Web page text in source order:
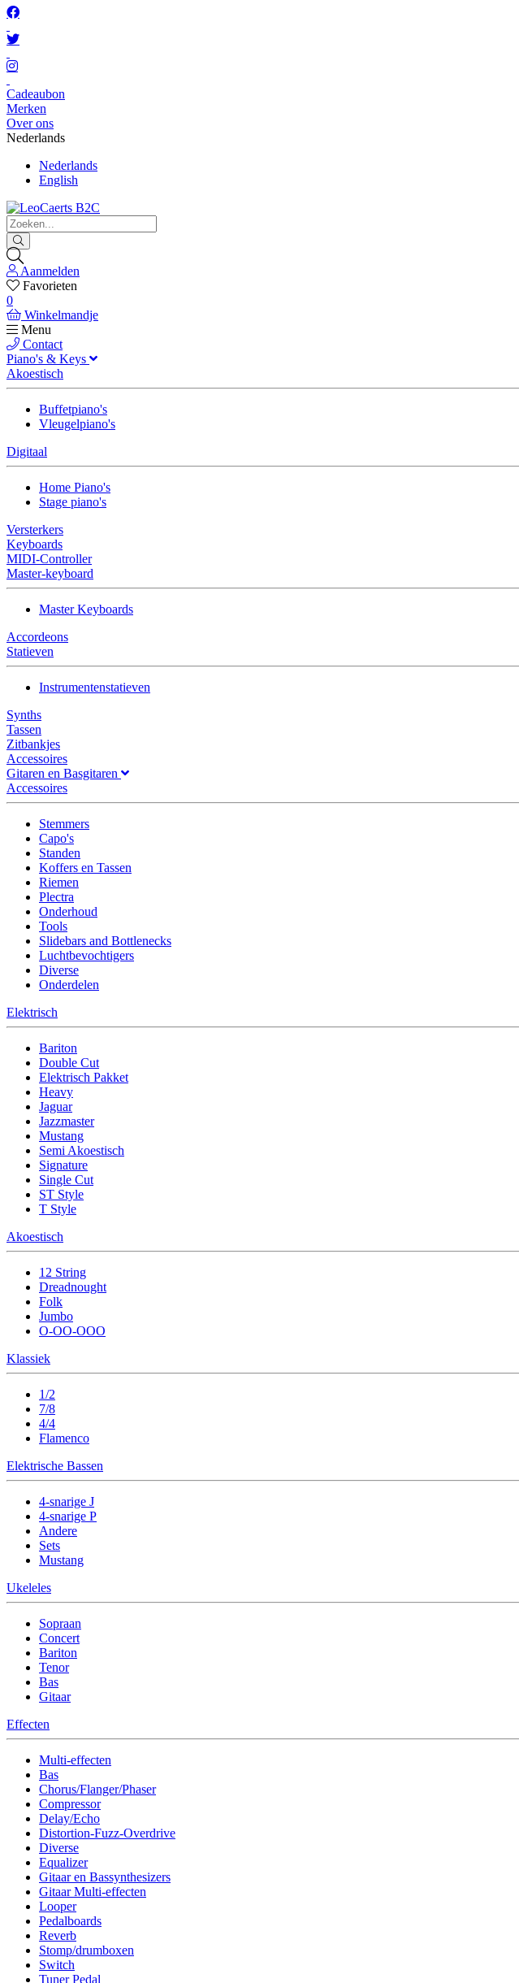
Cadeaubon
Merken
Over ons
Nederlands
Nederlands
English
Aanmelden
Favorieten
0
Winkelmandje
Menu
Contact
Piano's & Keys
Akoestisch
Buffetpiano's
Vleugelpiano's
Digitaal
Home Piano's
Stage piano's
Versterkers
Keyboards
MIDI-Controller
Master-keyboard
Master Keyboards
Accordeons
Statieven
Instrumentenstatieven
Synths
Tassen
Zitbankjes
Accessoires
Gitaren en Basgitaren
Accessoires
Stemmers
Capo's
Standen
Koffers en Tassen
Riemen
Plectra
Onderhoud
Tools
Slidebars and Bottlenecks
Luchtbevochtigers
Diverse
Onderdelen
Elektrisch
Bariton
Double Cut
Elektrisch Pakket
Heavy
Jaguar
Jazzmaster
Mustang
Semi Akoestisch
Signature
Single Cut
ST Style
T Style
Akoestisch
12 String
Dreadnought
Folk
Jumbo
O-OO-OOO
Klassiek
1/2
7/8
4/4
Flamenco
Elektrische Bassen
4-snarige J
4-snarige P
Andere
Sets
Mustang
Ukeleles
Sopraan
Concert
Bariton
Tenor
Bas
Gitaar
Effecten
Multi-effecten
Bas
Chorus/Flanger/Phaser
Compressor
Delay/Echo
Distortion-Fuzz-Overdrive
Diverse
Equalizer
Gitaar en Bassynthesizers
Gitaar Multi-effecten
Looper
Pedalboards
Reverb
Stomp/drumboxen
Switch
Tuner Pedal